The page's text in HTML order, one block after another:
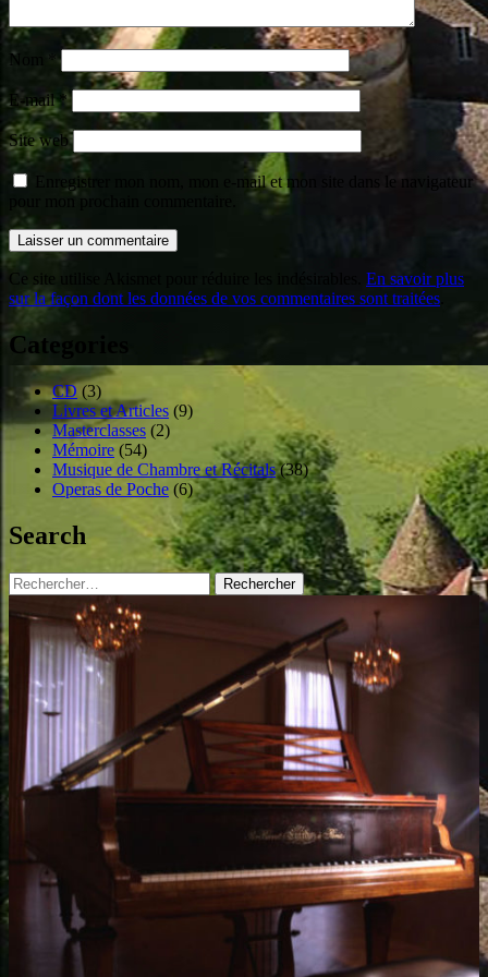
Nom
E-mail*
Site web
Enregistrer mon nom, mon e-mail et mon site dans le navigateur
pour mon prochain commentaire.
Ce site utilise Akismet pour réduire les indésirables. En savoir plus
sur la façon dont les données de vos commentaires sont traitées
Categories
CD (3)
Livres et Articles (9)
Masterclasses (2)
Mémoire (54)
Musique de Chambre et Récitals(38)
Operas de Poche (6)
Search
Rechercher :